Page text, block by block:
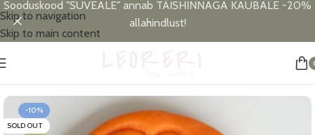
Skip to navigation
Skip to main content
Sooduskood "SUVEALE" annab TÄISHINNAGA KAUBALE -20%
allahindlust!
Esileht
-10%
SOLD OUT